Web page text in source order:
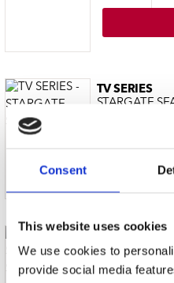
Consent
This website uses cookies
We use cookies to
provide social media
TV SERIES
STARGATE
STARGATE